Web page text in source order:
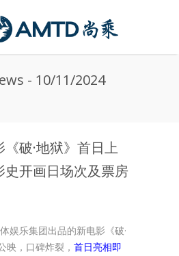
- 10/11/2024
破·地狱》首日上
史开画日场次及票房
娱乐集团出品的新电影《破·
映，口碑炸裂， 首日亮相即